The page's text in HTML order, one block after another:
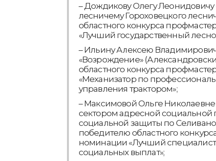
– Дождикову Олегу Леонидовичу
лесничему Гороховецкого
областного конкурса
«Лучший государственный
– Ильину Алексею
«Возрождение»
областного конкурса
«Механизатор по
управления трактором»;
– Максимовой Ольге
сектором адресной
социальной защиты по
победителю областного
номинации «Лучший
социальных выплат»;